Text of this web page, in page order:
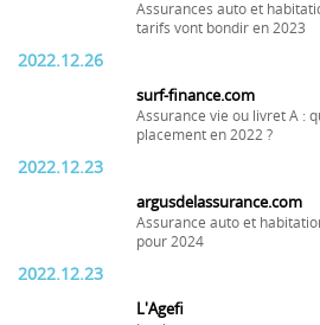
Assurances auto et
tarifs vont bondir en 2023
2022.12.26
surf-finance.com
Assurance vie ou livret A :
placement en 2022 ?
2022.12.23
argusdelassurance.com
Assurance auto et
pour 2024
2022.12.23
L'Agefi